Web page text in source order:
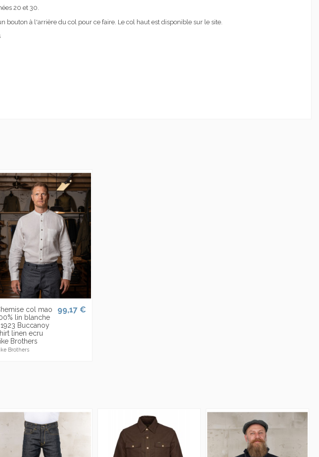
20 et 30.
à l'arrière du col pour ce faire. Le col haut est disponible sur le site.
col mao
lin blanche
Buccanoy
linen ecru
Brothers
Brothers
99,17 €